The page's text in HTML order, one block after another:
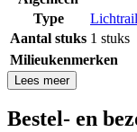
Type
Aantal stuks 1 stuks
Milieukenmerken
Lees meer
Bestel- en